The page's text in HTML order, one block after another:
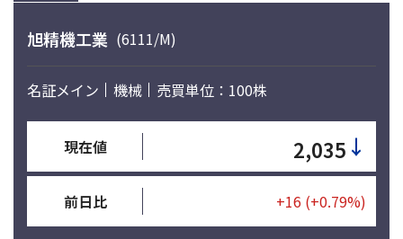
旭精機工業 (6111/M)
名証メイン 機械 売買単位：100株
現在値 2,035 ↓
前日比 +16 (+0.79%)